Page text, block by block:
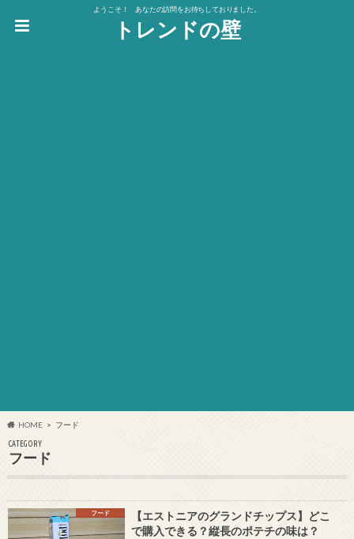
ようこそ！ あなたの訪問をお待ちしておりました。
トレンドの壁
HOME フード
CATEGORY
フード
フード
【エストニアのグランドチップス】どこ
で購入できる？縦長のポテチの味は？